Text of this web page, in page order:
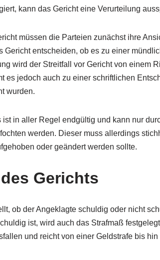
kann das Gericht eine Verurteilung
müssen die Parteien zunächst ihre
Gericht entscheiden, ob es zu einer
wird der Streitfall vor Gericht von einem
es jedoch auch zu einer schriftlichen
wurden.
ist in aller Regel endgültig und kann nur
werden. Dieser muss allerdings
oder geändert werden sollte.
Gerichts
ob der Angeklagte schuldig oder nicht
ist, wird auch das Strafmaß
und reicht von einer Geldstrafe bis